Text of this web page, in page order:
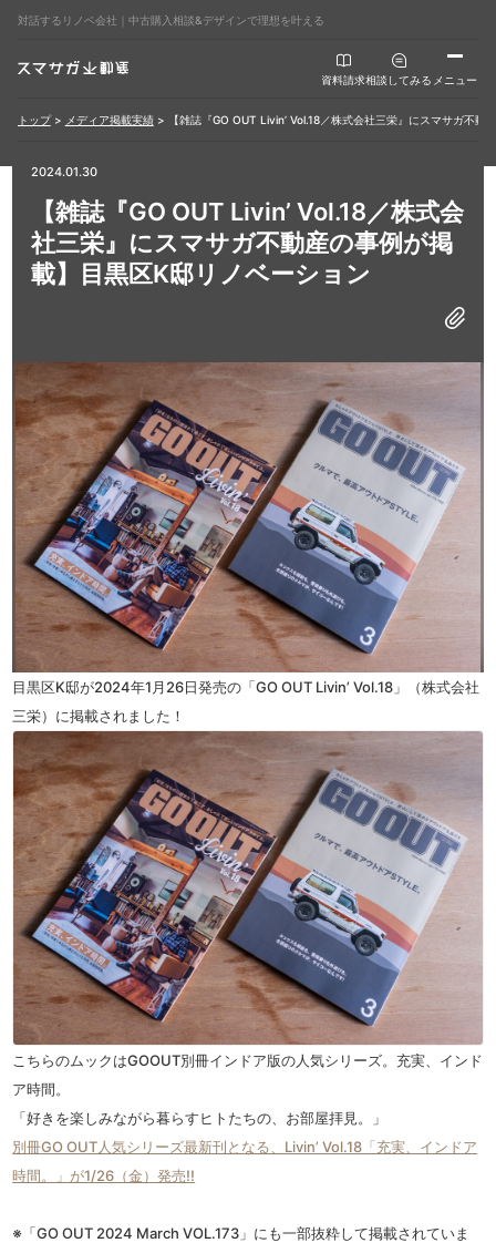
対話するリノベ会社｜中古購入相談&デザインで理想を叶える
メニュー
資料請求相談してみる
トップ> メディア掲載実績> 【雑誌『GO OUT Livin’ Vol.18／株式会社三栄』にスマサガ不
2024.01.30
【雑誌『GO OUT Livin’ Vol.18／株式会
社三栄』にスマサガ不動産の事例が掲
載】目黒区K邸リノベーション
目黒区K邸が2024年1月26日発売の「GO OUT Livin’ Vol.18」（株式会社
三栄）に掲載されました！
こちらのムックはGOOUT別冊インドア版の人気シリーズ。充実、インド
ア時間。
「好きを楽しみながら暮らすヒトたちの、お部屋拝見。」
別冊GO OUT人気シリーズ最新刊となる、Livin’ Vol.18「充実、インドア
時間。」が1/26（金）発売!!
※「GO OUT 2024 March VOL.173」にも一部抜粋して掲載されていま